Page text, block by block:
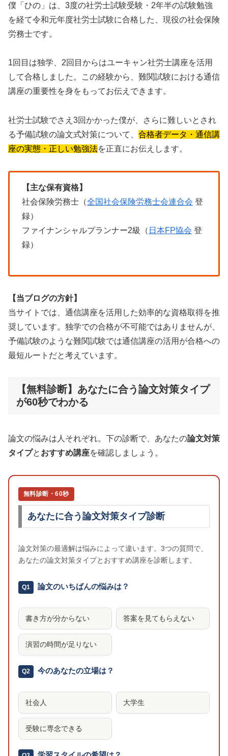
僕「ひの」は、3度の社労士試験受験・2年半の試験勉強
を経て令和元年度社労士試験に合格した、現役の社会保険
労務士です。
1回目は独学、2回目からはユーキャン社労士講座を活用
して合格しました。この経験から、難関試験における通信
講座の重要性を身をもってお伝えできます。
社労士試験でさえ3回かかった僕が、さらに難しいとされ
る予備試験の論文式対策について、 合格者データ・通信講
座の実態・正しい勉強法を正直にお伝えします。
【主な保有資格】
社会保険労務士（全国社会保険労務士会連合会 登
録）
ファイナンシャルプランナー2級（ 日本FP協会 登
録）
【当ブログの方針】
当サイトでは、通信講座を活用した効率的な資格取得を推
奨しています。独学での合格が不可能ではありませんが、
予備試験のような難関試験では通信講座の活用が合格への
最短ルートだと考えています。
【無料診断】あなたに合う論文対策タイプ
が60秒でわかる
論文の悩みは人それぞれ。下の診断で、あなたの論文対策
タイプと おすすめ講座を確認しましょう。
無料診断・60秒
あなたに合う論文対策タイプ診断
論文対策の最適解は悩みによって違います。3つの質問で、
あなたの論文対策タイプとおすすめ講座を診断します。
Q1 論文のいちばんの悩みは？
書き方が分からない 答案を見てもらえない
演習の時間が足りない
Q2 今のあなたの立場は？
社会人 大学生
受験に専念できる